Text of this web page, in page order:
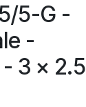
5-G -
-
3 x 2.5